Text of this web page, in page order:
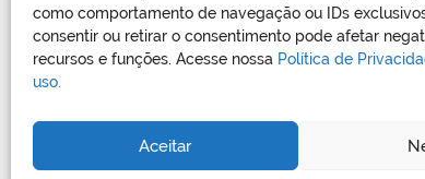
como comportamento de navegação ou IDs
consentir ou retirar o consentimento pode afetar
recursos e funções. Acesse nossa Política de
uso.
Aceitar
de Obras Públicas
Sem categoria
Vagas de Emprego